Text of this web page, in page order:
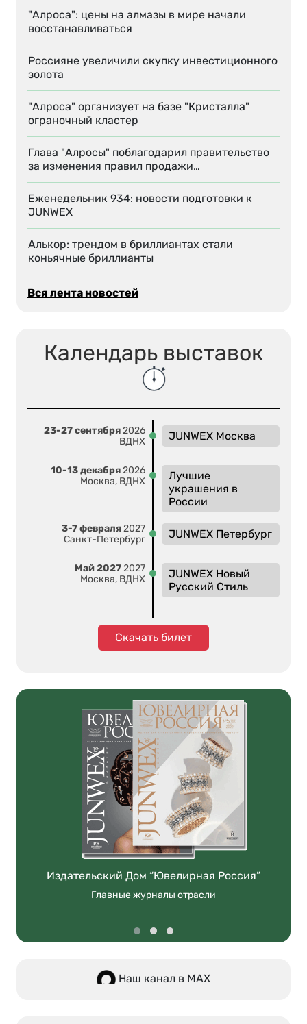
"Алроса": цены на алмазы в мире начали
восстанавливаться
Россияне увеличили скупку инвестиционного
золота
"Алроса" организует на базе "Кристалла"
ограночный кластер
Глава "Алросы" поблагодарил правительство
за изменения правил продажи…
Еженедельник 934: новости подготовки к
JUNWEX
Алькор: трендом в бриллиантах стали
коньячные бриллианты
Вся лента новостей
Календарь выставок
23-27 сентября2026
ВДНХ
JUNWEX Москва
10-13 декабря2026
Москва, ВДНХ
Лучшие
украшения в
России
3-7 февраля2027
Санкт-Петербург
JUNWEX Петербург
Май 20272027
Москва, ВДНХ
JUNWEX Новый
Русский Стиль
Скачать билет
Издательский Дом “Ювелирная Россия”
Главные журналы отрасли
Наш канал в МАХ